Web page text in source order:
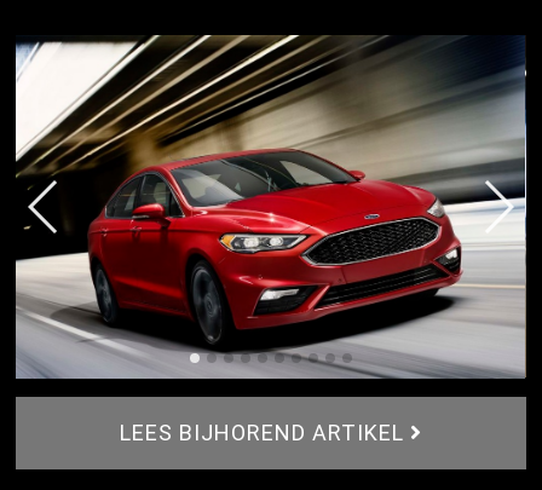
LEES BIJHOREND ARTIKEL